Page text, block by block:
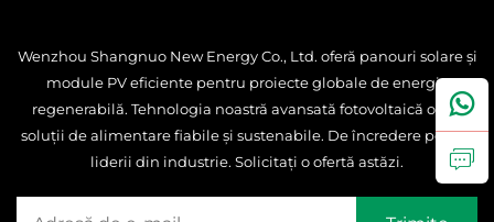
Wenzhou Shangnuo New Energy Co., Ltd. oferă panouri solare și
module PV eficiente pentru proiecte globale de energie
regenerabilă. Tehnologia noastră avansată fotovoltaică oferă
soluții de alimentare fiabile și sustenabile. De încredere pentru
liderii din industrie. Solicitați o ofertă astăzi.